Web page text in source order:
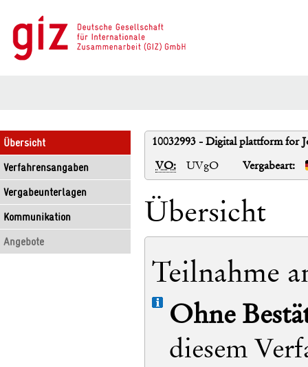
Übersicht
Verfahrensangaben
Vergabeunterlagen
Kommunikation
Angebote
10032993 - Digital plattform for
VO:
UVgO Vergabeart:
Übersicht
Teilnahme
Info
Ohne
diesem